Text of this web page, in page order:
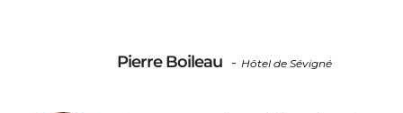
Pierre Boileau - Hôtel de Sévigné